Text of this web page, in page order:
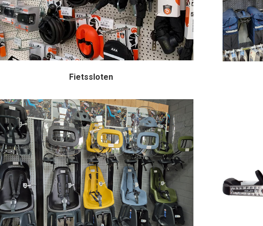
Fietssloten